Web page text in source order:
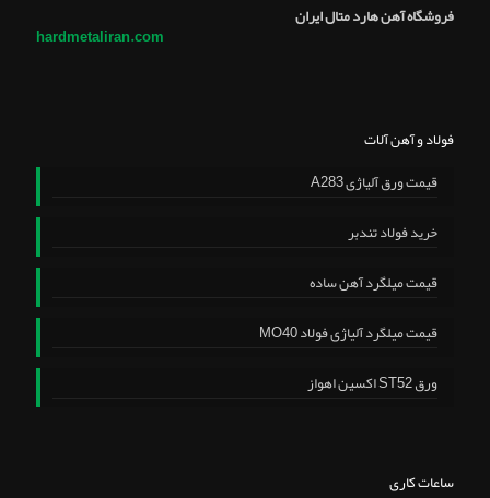
فروشگاه آهن هارد متال ایران
hardmetaliran.com
فولاد و آهن آلات
قیمت ورق آلیاژی A283
خرید فولاد تندبر
قیمت میلگرد آهن ساده
قیمت میلگرد آلیاژی فولاد MO40
ورق ST52 اکسین اهواز
ساعات کاری